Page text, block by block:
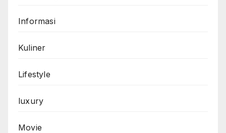
Informasi
Kuliner
Lifestyle
luxury
Movie